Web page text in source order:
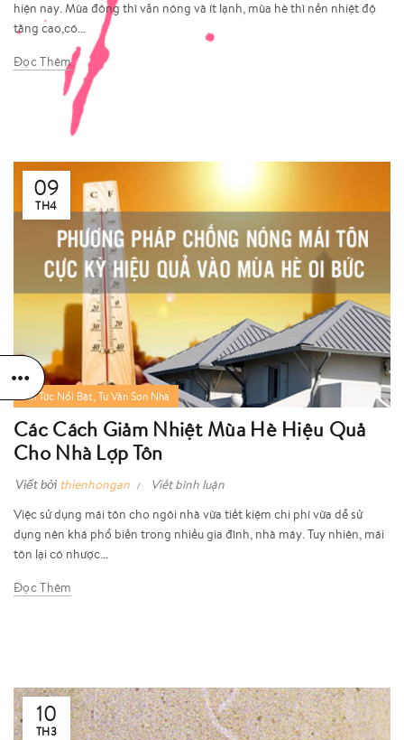
hiện nay. Mùa đông thì vẫn nóng và ít lạnh, mùa hè thì nền nhiệt độ
tăng cao,có...
Đọc Thêm
09
TH4
Tin Tức Nổi Bật, Tư Vấn Sơn Nhà
Các Cách Giảm Nhiệt Mùa Hè Hiệu Quả
Cho Nhà Lợp Tôn
Viết bởi thienhongan
Viết bình luận
Việc sử dụng mái tôn cho ngôi nhà vừa tiết kiệm chi phí vừa dễ sử
dụng nên khá phổ biến trong nhiều gia đình, nhà máy. Tuy nhiên, mái
tôn lại có nhược...
Đọc Thêm
10
TH3